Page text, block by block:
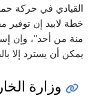
القيادي في حركة
خطة لابيد إن
منة من أحد"، وإن
يمكن أن يسترد إلا
وزارة